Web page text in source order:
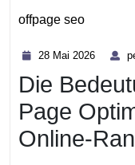
offpage seo
28 Mai 2026
2026
Die
Page
Online-